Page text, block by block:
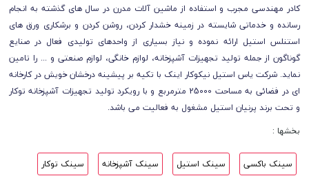
کادر مهندسی مجرب و استفاده از ماشین آلات مدرن در سال های گذشته به انجام
رسانده و خدماتی شایسته در زمینه خشدار کردن، روشن کردن و برشکاری ورق های
استنلس استیل ارائه نموده و نیاز بسیاری از واحدهای تولیدی فعال در صنایع
گوناگون از جمله تولید تجهیزات آشپزخانه، لوازم خانگی، لوازم صنعتی و ... را تامین
نماید. شرکت یاس استیل نیکوکار اینک با تکیه بر پیشینه درخشان خویش در کارخانه
ای در فضائی به مساحت 25000 مترمربع و با رویکرد تولید تجهیزات آشپزخانه توکار
و تحت برند پرنیان استیل مشغول به فعالیت می باشد.
بخشها :
سینک باکسی سینک استیل سینک آشپزخانه سینک توکار